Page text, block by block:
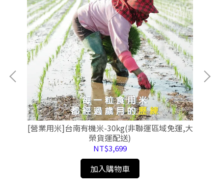
[營業用米]台南有機米-30kg(非聯運區域免運,大
榮貨運配送)
NT$3,699
加入購物車